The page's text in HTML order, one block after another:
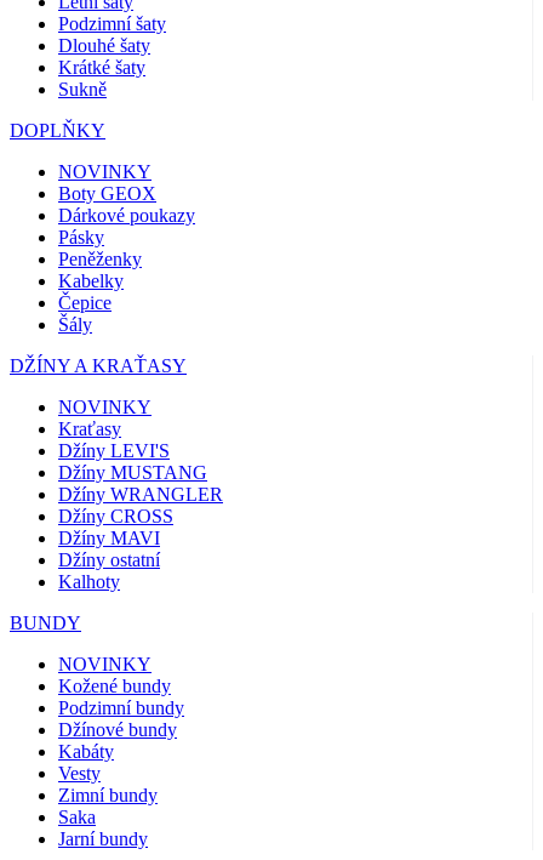
Podzimní šaty
Dlouhé šaty
Krátké šaty
Sukně
DOPLŇKY
NOVINKY
Boty GEOX
Dárkové poukazy
Pásky
Peněženky
Kabelky
Čepice
Šály
DŽÍNY A KRAŤASY
NOVINKY
Kraťasy
Džíny LEVI'S
Džíny MUSTANG
Džíny WRANGLER
Džíny CROSS
Džíny MAVI
Džíny ostatní
Kalhoty
BUNDY
NOVINKY
Kožené bundy
Podzimní bundy
Džínové bundy
Kabáty
Vesty
Zimní bundy
Saka
Jarní bundy